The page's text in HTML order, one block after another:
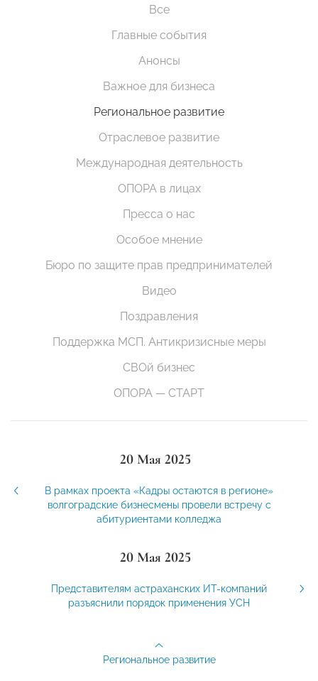
Все
Главные события
Анонсы
Важное для бизнеса
Региональное развитие
Отраслевое развитие
Международная деятельность
ОПОРА в лицах
Пресса о нас
Особое мнение
Бюро по защите прав предпринимателей
Видео
Поздравления
Поддержка МСП. Антикризисные меры
СВОй бизнес
ОПОРА — СТАРТ
20 Мая 2025
В рамках проекта «Кадры остаются в регионе»
волгоградские бизнесмены провели встречу с
абитуриентами колледжа
20 Мая 2025
Представителям астраханских ИТ-компаний
разъяснили порядок применения УСН
Региональное развитие